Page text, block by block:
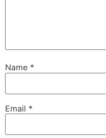
Name *
Email *